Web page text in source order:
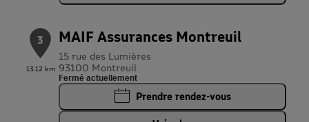
3
13.12 km
MAIF Assurances Montreuil
15 rue des Lumières
93100 Montreuil
Fermé actuellement
Prendre rendez-vous